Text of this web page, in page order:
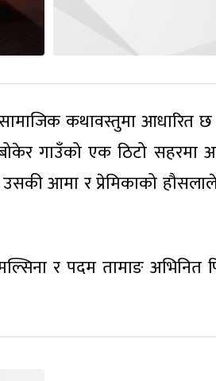
सामाजिक कथावस्तुमा आधारित
गाउँको एक ठिटो सहरमा
आमा र प्रेमिकाको
र पदम तामाङ अभिनित